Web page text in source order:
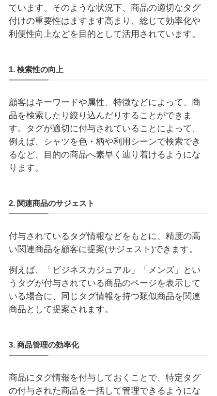
ています。そのような状況下、商品の適切なタグ
付けの重要性はますます高まり、総じて効率化や
利便性向上などを目的として活用されています。
1. 検索性の向上
顧客はキーワードや属性、特徴などによって、商
品を検索したり絞り込んだりすることができま
す。タグが適切に付与されていることによって、
例えば、シャツを色・柄や利用シーンで検索でき
るなど、目的の商品へ素早く辿り着けるようにな
ります。
2. 関連商品のサジェスト
付与されているタグ情報などをもとに、精度の高
い関連商品を顧客に提案(サジェスト)できます。
例えば、「ビジネスカジュアル」「メンズ」とい
うタグが付与されている商品のページを表示して
いる場合に、同じタグ情報を持つ類似商品を関連
商品として提案されます。
3. 商品管理の効率化
商品にタグ情報を付与しておくことで、特定タグ
の付与された商品を一括して管理できるようにな